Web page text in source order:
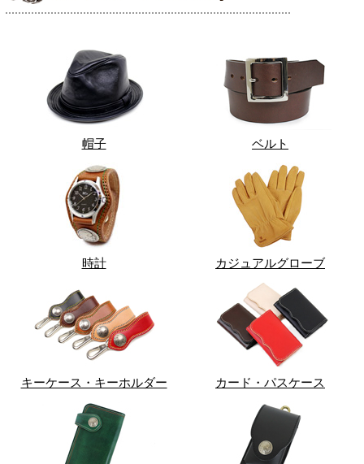
帽子 ベルト
時計 カジュアルグローブ
キーケース・キーホルダー カード・パスケース